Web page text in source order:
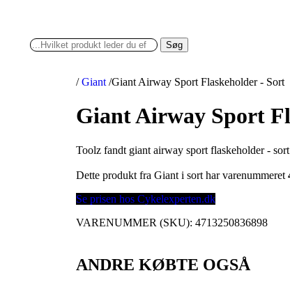
Søg
/ Giant /Giant Airway Sport Flaskeholder - Sort
Giant Airway Sport
Toolz fandt giant airway sport flaskeholder -
Dette produkt fra Giant i sort har varenummeret
Se prisen hos Cykelexperten.dk
VARENUMMER (SKU):4713250836898
ANDRE KØBTE OGSÅ